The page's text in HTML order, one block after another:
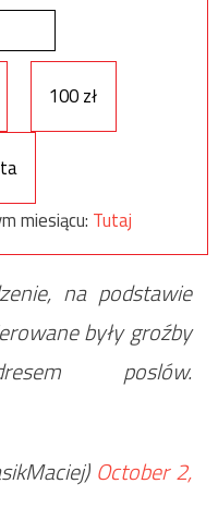
100 zł
miesiącu: Tutaj
na podstawie
były groźby
poslów.
October 2,